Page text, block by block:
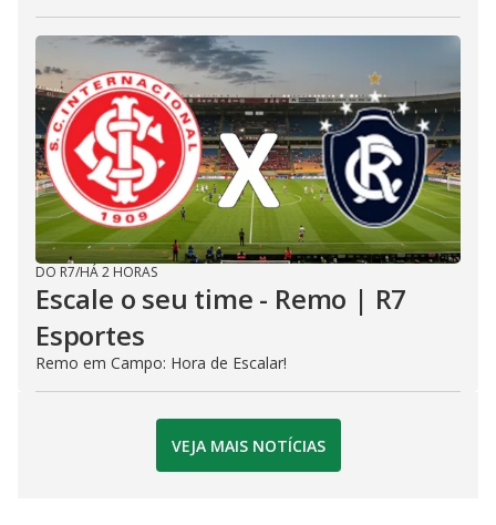
DO R7/HÁ 2 HORAS
Escale o seu time - Remo | R7
Esportes
Remo em Campo: Hora de Escalar!
VEJA MAIS NOTÍCIAS